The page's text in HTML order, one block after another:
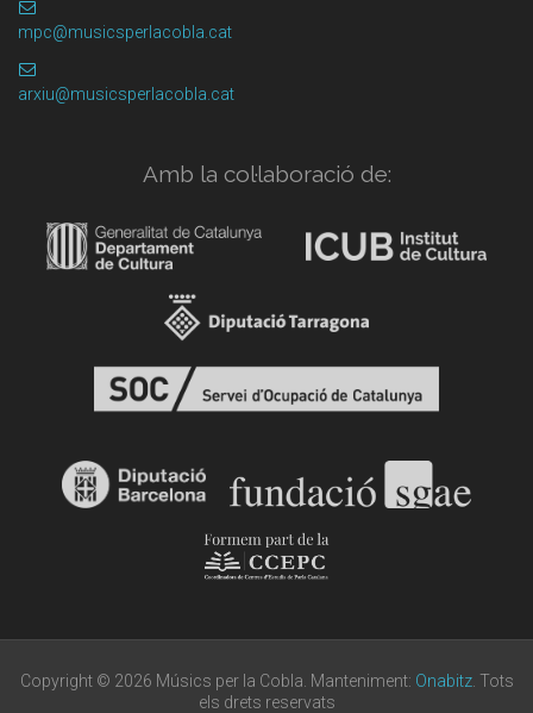
mpc@musicsperlacobla.cat
arxiu@musicsperlacobla.cat
Amb la col·laboració de:
Copyright © 2026 Músics per la Cobla. Manteniment: Onabitz. Tots
els drets reservats